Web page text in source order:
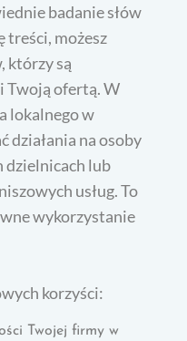
badanie słów
treści, możesz
którzy są
Twoją ofertą. W
lokalnego w
działania na osoby
dzielnicach lub
usług. To
wykorzystanie
korzyści:
Twojej firmy w